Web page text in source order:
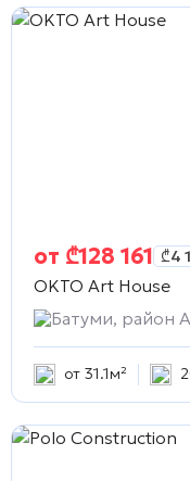
от ₾128 161 ₾4
OKTO Art House
Батуми, район
от 31.1м²